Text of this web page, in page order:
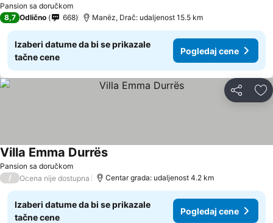
Pansion sa doručkom
8,7 Odlično 668 Manëz, Drač: udaljenost 15.5 km
Izaberi datume da bi se prikazale
tačne cene
Pogledaj cene
Deli
Pansion sa doručkom
Villa Emma Durrës
/ Ocena nije dostupna Centar grada: udaljenost 4.2 km
Izaberi datume da bi se prikazale
tačne cene
Pogledaj cene